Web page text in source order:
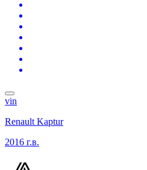
vin
Renault Kaptur
2016 г.в.